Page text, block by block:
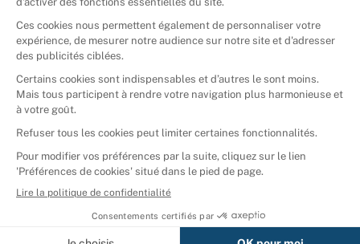
Afficher tous les résultats
Donner vos livres
Ammareal © 2026